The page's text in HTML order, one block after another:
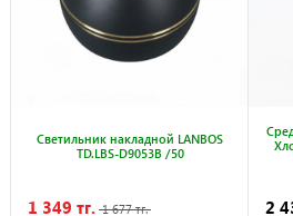
Cветильник накладной LANBOS
TD.LBS-D9053B /50
1 349 тг. 1 677 тг. 2